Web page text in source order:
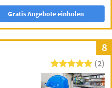
Gratis Angebote einholen
8
(2)